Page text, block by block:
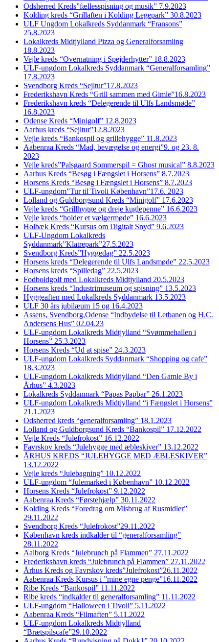
Odsherred Kreds”fællesspisning og musik” 7.9.2023
Kolding kreds “Grillaften i Kolding Legepark” 30.8.2023
ULF Ungdom Lokalkreds Syddanmark “Fransons”
25.8.2023
Lokalkreds Midtjylland Pizza og Generalforsamling
18.8.2023
Vejle kreds “Overnatning i Spejderhytter” 18.8.2023
ULF-ungdom Lokalkreds Syddanmark “Generalforsamling”
17.8.2023
Svendborg Kreds “Sejltur”17.8.2023
Frederikshavn Kreds “Grill sammen med Gimle”16.8.2023
Frederikshavn kreds “Delegerende til Ulfs Landsmøde”
16.8.2023
Odense Kreds “Minigolf” 12.8.2023
Aarhus kreds “Sejltur”12.8.2023
Vejle kreds “Bankospil og grillehygge” 11.8.2023
Aabenraa Kreds “Mad, bevægelse og energi”9. og 23. 8.
2023
Vejle kreds”Palsgaard Sommerspil = Ghost musical” 8.8.2023
Aarhus Kreds “Besøg i Fængslet i Horsens” 8.7.2023
Horsens Kreds “Besøg i Fængslet i Horsens” 8.7.2023
ULF-ungdom”Tur til Tivoli København”17.6. 2023
Lolland og Guldborgsund Kreds “Minigolf” 17.6.2023
Vejle kreds “Grillhygge og dreje kuglepenne” 16.6.2023
Vejle kreds “holder et vælgermøde” 16.6.2023
Holbæk Kreds “Kursus om Digitalt Snyd” 9.6.2023
ULF-Ungdom Lokalkreds
Syddanmark”Klatrepark”27.5.2023
Svendborg Kreds”Hyggedag” 22.5.2023
Horsens kreds “Delegerende til Ulfs Landsmøde” 22.5.2023
Horsens kreds “Spilledag” 22.5.2023
Fodboldgolf med Lokalkreds Midtjylland 20.5.2023
Horsens kreds “Industrimuseum og spisning” 13.5.2023
Hyggeaften med Lokalkreds Syddanmark 13.5.2023
ULF 30 års jubilæum 15 og 16.4.2023
Assens, Svendborg,Odense “Indbydelse til Letbanen og H.C.
Andersens Hus” 02.04.23
ULF-ungdom Lokalkreds Midtjylland “Svømmehallen i
Horsens” 25.3.2023
Horsens Kreds “Ud at spise” 24.3.2023
ULF-ungdom Lokalkreds Syddanmark “Shopping og cafe”
18.3.2023
ULF-ungdom Lokalkreds Midtjylland “Den Gamle By i
Århus” 4.3.2023
Lokalkreds Syddanmark “Papas Papbar” 26.1.2023
ULF-ungdom Lokalkreds Midtjylland “i Fængslet i Horsens”
21.1.2023
Odsherred kreds “generalforsamling” 18.1.2023
Lolland og Guldborgsund Kreds “Bankospil” 17.12.2022
Vejle Kreds “Julefrokost” 16.12.2022
Favrskov kreds “Julehygge med æbleskiver” 13.12.2022
ÅRHUS KREDS “JULEHYGGE MED ÆBLESKIVER”
13.12.2022
Vejle kreds “Julebagning” 10.12.2022
ULF-ungdom “Julemarked i København” 10.12.2022
Horsens Kreds “Julefrokost” 9.12.2022
Aabenraa Kreds “Førstehjælp” 30.11.2022
Kolding Kreds “Foredrag om Misbrug af Rusmidler”
29.11.2022
Svendborg Kreds “Julefrokost”29.11.2022
København kreds indkalder til “generalforsamling”
28.11.2022
Aalborg Kreds “Julebrunch på Flammen” 27.11.2022
Frederikshavn kreds “Julebrunch på Flammen” 27.11.2022
Århus Kreds og Favrskov kreds”Julefrokost”26.11.2022
Aabenraa Kreds Kursus i ”mine egne penge”16.11.2022
Ribe Kreds “Bankospil” 11.11.2022
Ribe kreds “indkalder til generalforsamling” 11.11.2022
ULF-ungdom “Halloween i Tivoli” 5.11.2022
Aabenraa Kreds “Filmaften” 5.11.2022
ULF-ungdom Lokalkreds Midtjylland
“Brætspilscafe”29.10.2022